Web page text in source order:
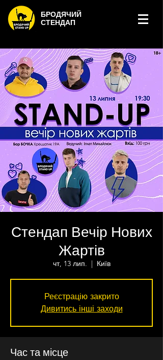
БРОДЯЧИЙ
СТЕНДАП
Стендап Вечір Нових
Жартів
чт, 13 лип.
  |
Київ
Реєстрацію закрито
Дивитись інші заходи
Час та місце